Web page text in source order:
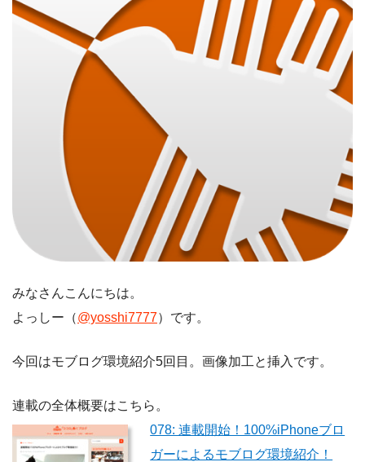
みなさんこんにちは。
よっしー（@yosshi7777）です。
今回はモブログ環境紹介5回目。画像加工と挿入です。
連載の全体概要はこちら。
078: 連載開始！100%iPhoneブロ
ガーによるモブログ環境紹介！